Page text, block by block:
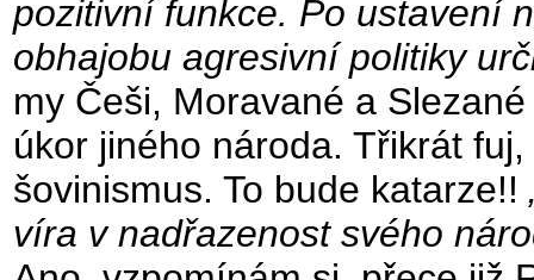
pozitivní funkce. Po ustavení
obhajobu agresivní politiky
my Češi, Moravané a
úkor jiného národa. Třikrát
šovinismus. To bude katarze!!
víra v nadřazenost svého